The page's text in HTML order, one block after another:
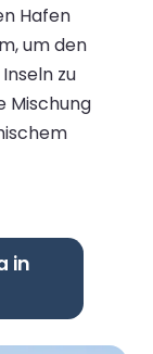
Hafen
um den
zu
Mischung
in